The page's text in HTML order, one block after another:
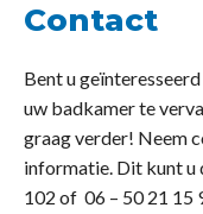
Contact
Bent u
uw badkamer te
graag verder! Neem
informatie. Dit kunt u
102 of 06 – 50 21 15